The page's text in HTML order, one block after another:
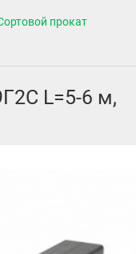
прокат
L=5-6 м,